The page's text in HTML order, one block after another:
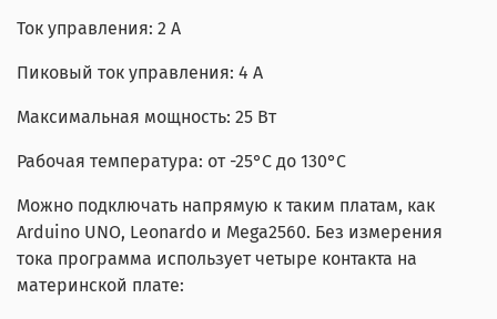
Ток управления: 2 А
Пиковый ток управления: 4 А
Максимальная мощность: 25 Вт
Рабочая температура: от -25°C до 130°C
Можно подключать напрямую к таким платам, как
Arduino UNO, Leonardo и Mega2560. Без измерения
тока программа использует четыре контакта на
материнской плате: